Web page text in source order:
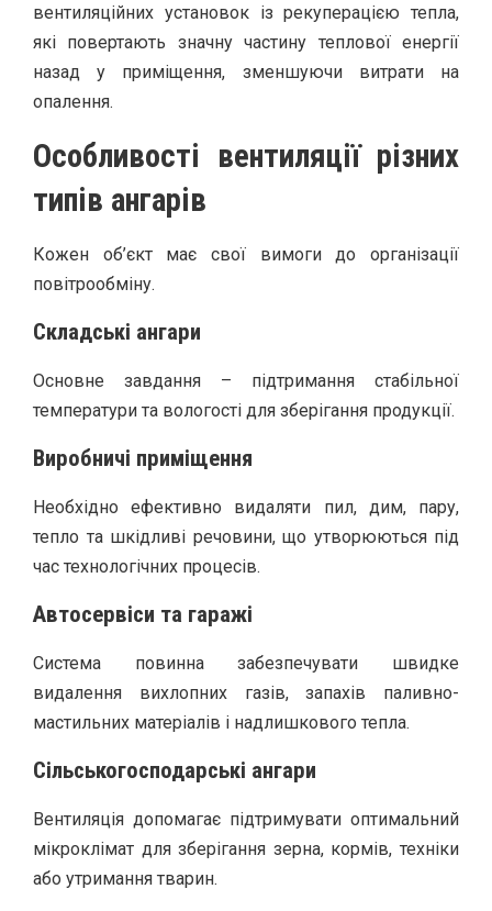
вентиляційних установок із рекуперацією тепла,
які повертають значну частину теплової енергії
назад у приміщення, зменшуючи витрати на
опалення.
Особливості вентиляції різних
типів ангарів
Кожен об’єкт має свої вимоги до організації
повітрообміну.
Складські ангари
Основне завдання – підтримання стабільної
температури та вологості для зберігання продукції.
Виробничі приміщення
Необхідно ефективно видаляти пил, дим, пару,
тепло та шкідливі речовини, що утворюються під
час технологічних процесів.
Автосервіси та гаражі
Система повинна забезпечувати швидке
видалення вихлопних газів, запахів паливно-
мастильних матеріалів і надлишкового тепла.
Сільськогосподарські ангари
Вентиляція допомагає підтримувати оптимальний
мікроклімат для зберігання зерна, кормів, техніки
або утримання тварин.